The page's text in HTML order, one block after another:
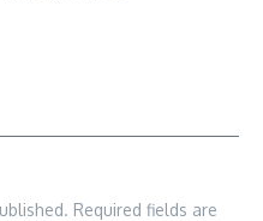
Required fields are